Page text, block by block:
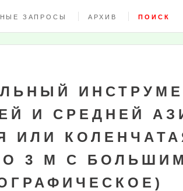
ЗАПРОСЫ АРХИВ ПОИСК
И СРЕДНЕЙ
ИЛИ
3 М С БОЛЬШИМ